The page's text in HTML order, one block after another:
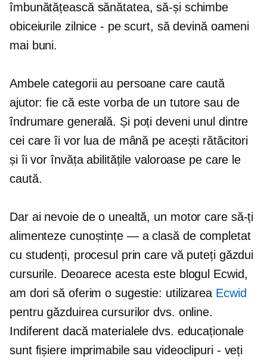
îmbunătățească sănătatea, să-și schimbe
obiceiurile zilnice - pe scurt, să devină oameni
mai buni.
Ambele categorii au persoane care caută
ajutor: fie că este vorba de un tutore sau de
îndrumare generală. Și poți deveni unul dintre
cei care îi vor lua de mână pe acești rătăcitori
și îi vor învăța abilitățile valoroase pe care le
caută.
Dar ai nevoie de o unealtă, un motor care să-ți
alimenteze cunoștințe — aclasă de completat
cu studenți, procesul prin care vă puteți găzdui
cursurile. Deoarece acesta este blogul Ecwid,
am dori să oferim o sugestie: utilizarea Ecwid
pentru găzduirea cursurilor dvs. online.
Indiferent dacă materialele dvs. educaționale
sunt fișiere imprimabile sau videoclipuri - veți